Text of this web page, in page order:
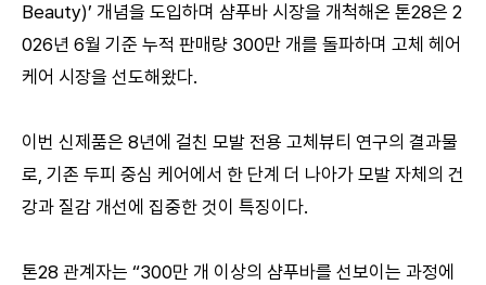
Beauty)’ 개념을 도입하며 샴푸바 시장을 개척해온 톤28은 2
026년 6월 기준 누적 판매량 300만 개를 돌파하며 고체 헤어
케어 시장을 선도해왔다.
이번 신제품은 8년에 걸친 모발 전용 고체뷰티 연구의 결과물
로, 기존 두피 중심 케어에서 한 단계 더 나아가 모발 자체의 건
강과 질감 개선에 집중한 것이 특징이다.
톤28 관계자는 “300만 개 이상의 샴푸바를 선보이는 과정에